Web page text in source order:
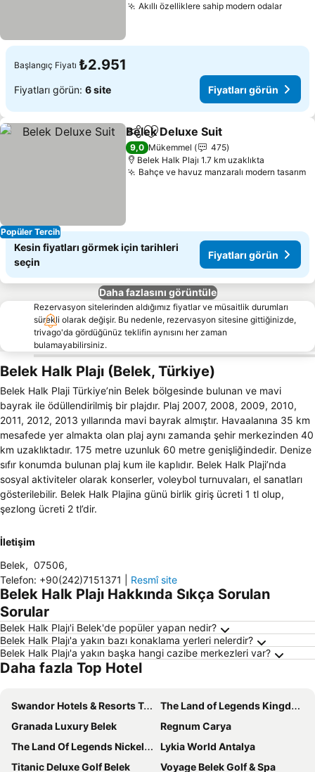
Akıllı özelliklere sahip modern odalar
Başlangıç Fiyatı ₺2.951
Fiyatları görün: 6 site Fiyatları görün
Popüler Tercih
PaylaşFavorilerime ekle
Belek Deluxe Suit
9,0 Mükemmel
475
Belek Halk Plajı 1.7 km uzaklıkta
Bahçe ve havuz manzaralı modern tasarım
Kesin fiyatları görmek için tarihleri
seçin
Fiyatları görün
Daha fazlasını görüntüle
Rezervasyon sitelerinden aldığımız fiyatlar ve müsaitlik durumları
sürekli olarak değişir. Bu nedenle, rezervasyon sitesine gittiğinizde,
trivago'da gördüğünüz teklifin aynısını her zaman
bulamayabilirsiniz.
Belek Halk Plajı (Belek, Türkiye)
Belek Halk Plaji Türkiye’nin Belek bölgesinde bulunan ve mavi
bayrak ile ödüllendirilmiş bir plajdır. Plaj 2007, 2008, 2009, 2010,
2011, 2012, 2013 yıllarında mavi bayrak almıştır. Havaalanına 35 km
mesafede yer almakta olan plaj aynı zamanda şehir merkezinden 40
km uzaklıktadır. 175 metre uzunluk 60 metre genişliğindedir. Denize
sıfır konumda bulunan plaj kum ile kaplıdır. Belek Halk Plaji’nda
sosyal aktiviteler olarak konserler, voleybol turnuvaları, el sanatları
gösterilebilir. Belek Halk Plajina günü birlik giriş ücreti 1 tl olup,
şezlong ücreti 2 tl’dir.
İletişim
Belek, 07506,
Telefon: +90(242)7151371 Resmî site
Belek Halk Plajı Hakkında Sıkça Sorulan
Sorular
Belek Halk Plajı'i Belek'de popüler yapan nedir?
Belek Halk Plajı'a yakın bazı konaklama yerleri nelerdir?
Belek Halk Plajı'a yakın başka hangi cazibe merkezleri var?
Daha fazla Top Hotel
Swandor Hotels & Resorts Topkapi Palace
The Land of Legends Kingdom
Granada Luxury Belek
Regnum Carya
The Land Of Legends Nickelodeon Hotel Antalya
Lykia World Antalya
Titanic Deluxe Golf Belek
Voyage Belek Golf & Spa